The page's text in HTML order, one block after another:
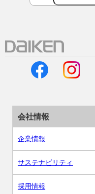
会社情報
企業情報
サステナビリティ
採用情報